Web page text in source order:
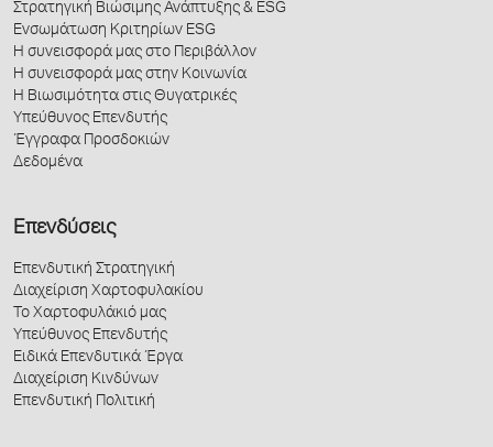
Στρατηγική Βιώσιμης Ανάπτυξης & ESG
Ενσωμάτωση Κριτηρίων ESG
Η συνεισφορά μας στο Περιβάλλον
Η συνεισφορά μας στην Κοινωνία
Η Βιωσιμότητα στις Θυγατρικές
Υπεύθυνος Επενδυτής
Έγγραφα Προσδοκιών
Δεδομένα
Επενδύσεις
Επενδυτική Στρατηγική
Διαχείριση Χαρτοφυλακίου
Το Χαρτοφυλάκιό μας
Υπεύθυνος Επενδυτής
Ειδικά Επενδυτικά Έργα
Διαχείριση Κινδύνων
Επενδυτική Πολιτική